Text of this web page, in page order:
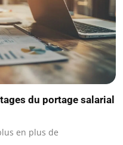
du portage salarial
en plus de